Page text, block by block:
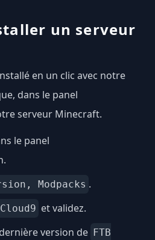
un serveur
en un clic avec notre
dans le panel
serveur Minecraft.
le panel
Modpacks .
et validez.
version de FTB